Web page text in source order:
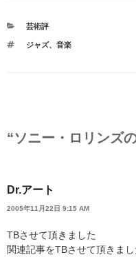
カ
ゴ
芸術評
タ
ジャズ、 音楽
“ソニー・ロリンズ
Dr.アート
2005年11月22日 9:15 AM
TBさせて頂きました
関連記事をTBさせて頂きま